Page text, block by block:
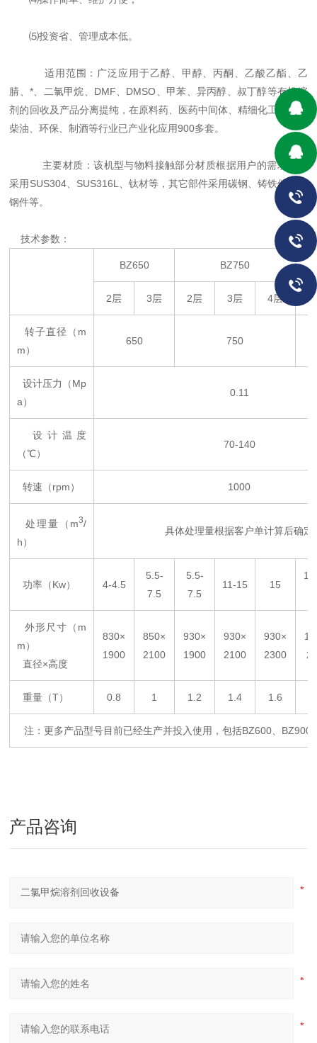
⑸投资省、管理成本低。
适用范围：广泛应用于乙醇、甲醇、丙酮、乙酸乙酯、乙
腈、*、二氯甲烷、DMF、DMSO、甲苯、异丙醇、叔丁醇等有机溶
剂的回收及产品分离提纯，在原料药、医药中间体、精细化工、生物
柴油、环保、制酒等行业已产业化应用900多套。
主要材质：该机型与物料接触部分材质根据用户的需求分别
采用SUS304、SUS316L、钛材等，其它部件采用碳钢、铸铁件、铸
钢件等。
技术参数：
BZ650 BZ750
2层 3层 2层 3层 4层
转子直径（m
m）
650 750
设计压力（Mp
a）
0.11
设计温度
（℃）
70-140
转速（rpm） 1000
处理量（m3/
h）
具体处理量根据客户单计算后确定
功率（Kw） 4-4.5
5.5-
7.5
5.5-
7.5
11-15 15
外形尺寸（m
m）
直径×高度
830×
1900
850×
2100
930×
1900
930×
2100
930×
2300
重量（T） 0.8 1 1.2 1.4 1.6
注：更多产品型号目前已经生产并投入使用，包括BZ600、BZ900
产品咨询